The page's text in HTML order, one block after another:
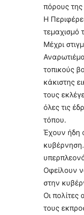
πόρους της
Η
τεμαχισμό
Μέχρι
τοπικούς
κάκιστης
τους
όλες τις
τόπου.
Έχουν ήδη
Οφείλουν
στην
Οι
τους